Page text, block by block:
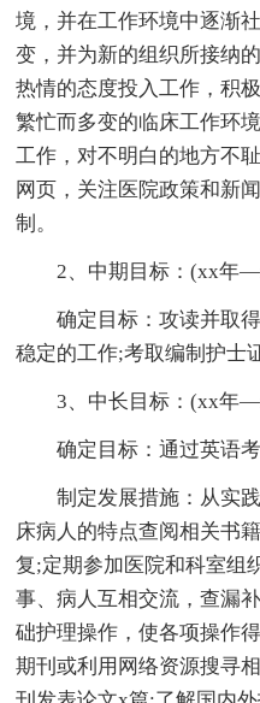
境，并在工作环境中逐渐
变，并为新的组织所接纳
热情的态度投入工作，积
繁忙而多变的临床工作环
工作，对不明白的地方不
网页，关注医院政策和新
制。
2、中期目标：(xx年
确定目标：攻读并取
稳定的工作;考取编制护士
3、中长目标：(xx年
确定目标：通过英语
制定发展措施：从实
床病人的特点查阅相关书
复;定期参加医院和科室组
事、病人互相交流，查漏
础护理操作，使各项操作
期刊或利用网络资源搜寻